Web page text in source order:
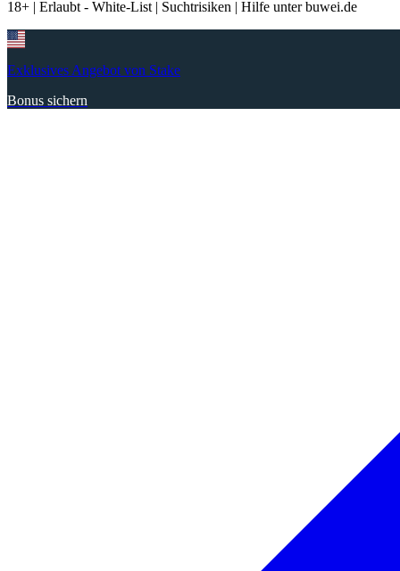
18+ | Erlaubt - White-List | Suchtrisiken | Hilfe unter buwei.de
Exklusives Angebot von Stake
Bonus sichern